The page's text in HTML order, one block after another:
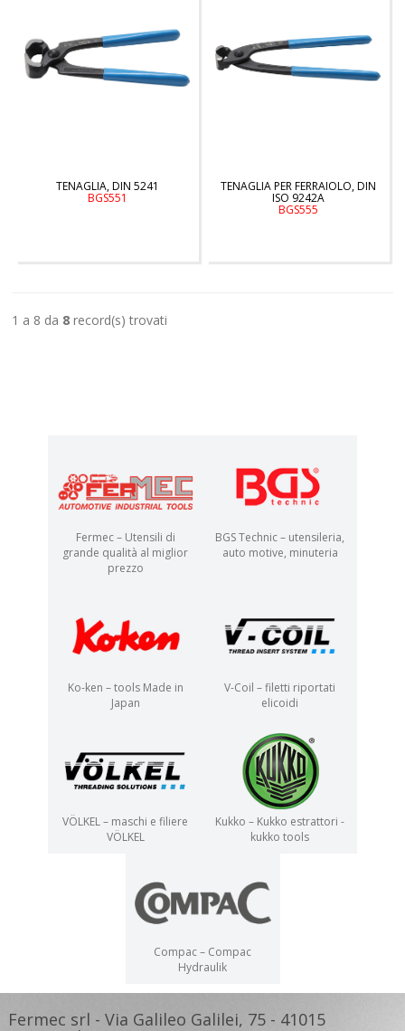
TENAGLIA, DIN 5241
BGS551
TENAGLIA PER FERRAIOLO, DIN
ISO 9242A
BGS555
1 a 8 da 8 record(s) trovati
Fermec – Utensili di
grande qualità al miglior
prezzo
BGS Technic – utensileria,
auto motive, minuteria
Ko-ken – tools Made in
Japan
V-Coil – filetti riportati
elicoidi
VÖLKEL – maschi e filiere
VÖLKEL
Kukko – Kukko estrattori -
kukko tools
Compac – Compac
Hydraulik
Fermec srl - Via Galileo Galilei, 75 - 41015